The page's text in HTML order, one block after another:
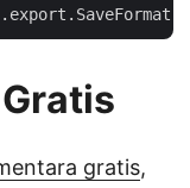
gratis,